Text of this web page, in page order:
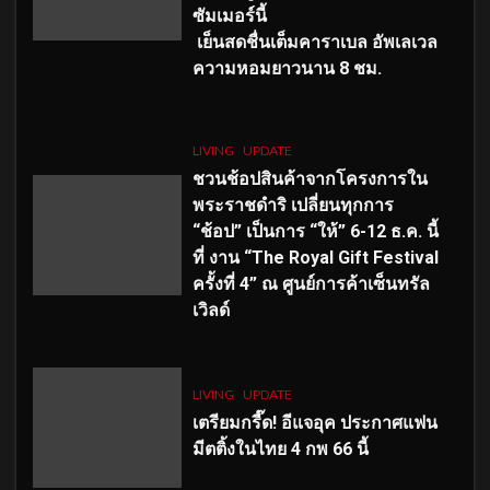
ซัมเมอร์นี้
เย็นสดชื่นเต็มคาราเบล อัพเลเวล
ความหอมยาวนาน 8 ชม.
LIVING UPDATE
ชวนช้อปสินค้าจากโครงการใน
พระราชดำริ เปลี่ยนทุกการ
“ช้อป” เป็นการ “ให้” 6-12 ธ.ค. นี้
ที่ งาน “The Royal Gift Festival
ครั้งที่ 4” ณ ศูนย์การค้าเซ็นทรัล
เวิลด์
LIVING UPDATE
เตรียมกรี๊ด! อีแจอุค ประกาศแฟน
มีตติ้งในไทย 4 กพ 66 นี้